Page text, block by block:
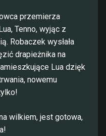
przemierza
Tenno, wyjąc z
Robaczek wysłała
drapieżnika na
Lua dzięk
nowemu
wilkiem, jest gotowa,